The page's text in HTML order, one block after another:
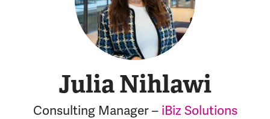
Julia Nihlawi
Consulting Manager – iBiz Solutions